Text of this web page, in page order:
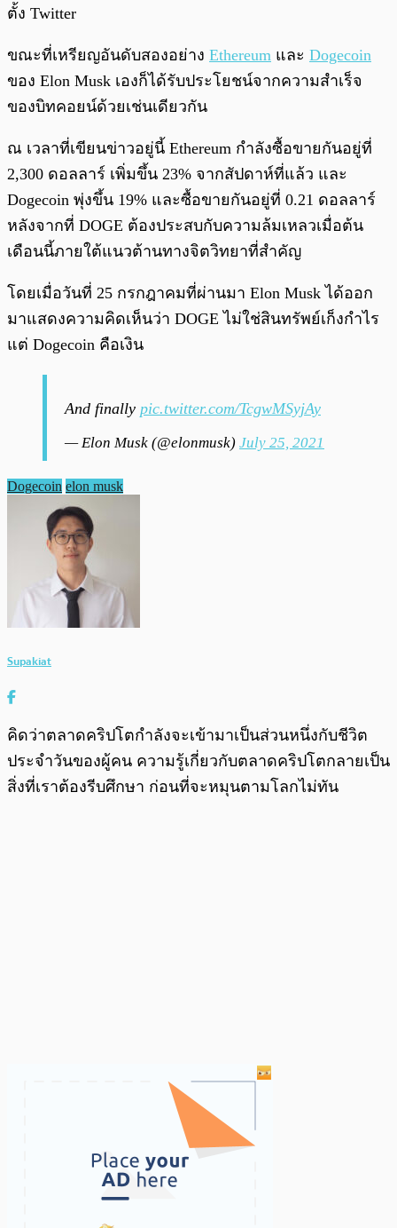
ตั้ง Twitter
ขณะที่เหรียญอันดับสองอย่าง Ethereum และ Dogecoin
ของ Elon Musk เองก็ได้รับประโยชน์จากความสำเร็จ
ของบิทคอยน์ด้วยเช่นเดียวกัน
ณ เวลาที่เขียนข่าวอยู่นี้ Ethereum กำลังซื้อขายกันอยู่ที่
2,300 ดอลลาร์ เพิ่มขึ้น 23% จากสัปดาห์ที่แล้ว และ
Dogecoin พุ่งขึ้น 19% และซื้อขายกันอยู่ที่ 0.21 ดอลลาร์
หลังจากที่ DOGE ต้องประสบกับความล้มเหลวเมื่อต้น
เดือนนี้ภายใต้แนวต้านทางจิตวิทยาที่สำคัญ
โดยเมื่อวันที่ 25 กรกฎาคมที่ผ่านมา Elon Musk ได้ออก
มาแสดงความคิดเห็นว่า DOGE ไม่ใช่สินทรัพย์เก็งกำไร
แต่ Dogecoin คือเงิน
And finally pic.twitter.com/TcgwMSyjAy
— Elon Musk (@elonmusk) July 25, 2021
Dogecoin elon musk
Supakiat
คิดว่าตลาดคริปโตกำลังจะเข้ามาเป็นส่วนหนึ่งกับชีวิต
ประจำวันของผู้คน ความรู้เกี่ยวกับตลาดคริปโตกลายเป็น
สิ่งที่เราต้องรีบศึกษา ก่อนที่จะหมุนตามโลกไม่ทัน